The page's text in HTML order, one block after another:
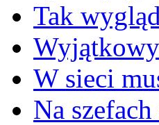
Tak
W sieci
Na